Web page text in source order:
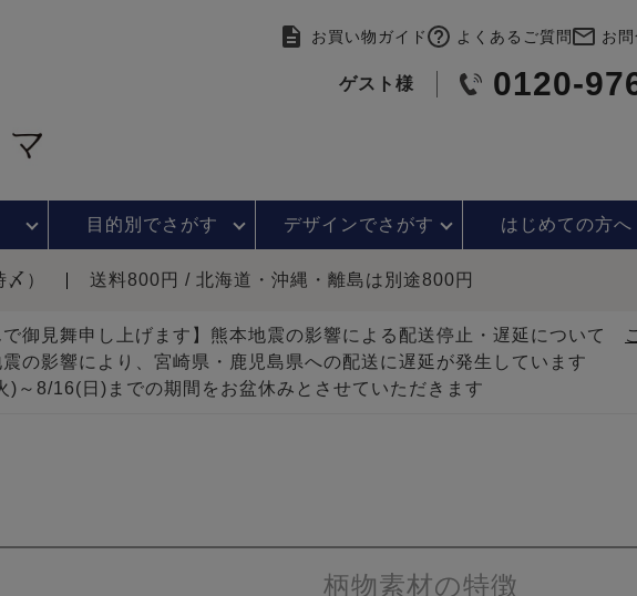
お買い物ガイド よくあるご質問 お
ゲスト様 0120-
目的別でさがす デザインでさがす はじめての方へ
） 送料800円 / 北海道・沖縄・離島は別途800円
で御見舞申し上げます】熊本地震の影響による配送停止・遅延について
震の影響により、宮崎県・鹿児島県への配送に遅延が発生しています
)～8/16(日)までの期間をお盆休みとさせていただきます
柄物素材の特徴